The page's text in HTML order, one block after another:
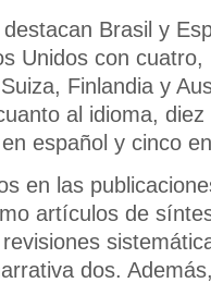
Brasil y
Unidos con cuatro,
Finlandia y
al idioma,
español y cinco
en las
artículos de
dos.